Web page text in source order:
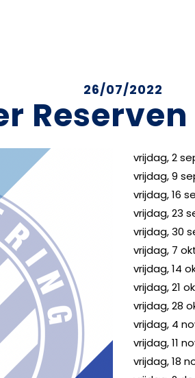
26/07/2022
Reserven
vrijdag, 2
vrijdag, 9
vrijdag, 16
vrijdag, 23
vrijdag, 30
vrijdag, 7
vrijdag, 14
vrijdag, 21
vrijdag, 28
vrijdag, 4
vrijdag, 11
vrijdag, 18